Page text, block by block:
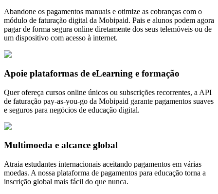
Abandone os pagamentos manuais e otimize as cobranças com o
módulo de faturação digital da Mobipaid. Pais e alunos podem agora
pagar de forma segura online diretamente dos seus telemóveis ou de
um dispositivo com acesso à internet.
Apoie plataformas de eLearning e formação
Quer ofereça cursos online únicos ou subscrições recorrentes, a API
de faturação pay-as-you-go da Mobipaid garante pagamentos suaves
e seguros para negócios de educação digital.
Multimoeda e alcance global
Atraia estudantes internacionais aceitando pagamentos em várias
moedas. A nossa plataforma de pagamentos para educação torna a
inscrição global mais fácil do que nunca.